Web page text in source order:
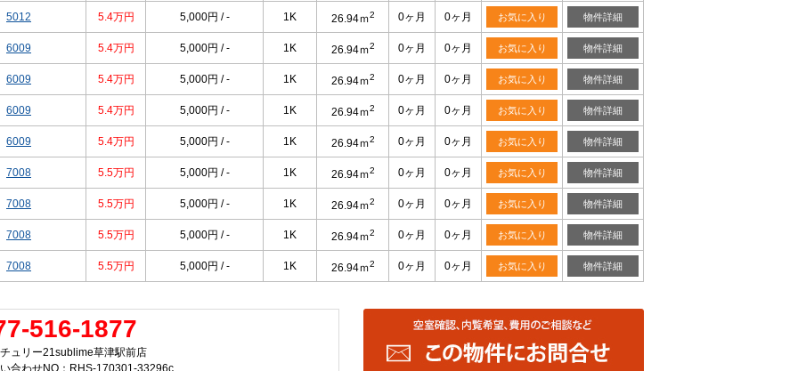
5012 5.4万円 5,000円 / - 1K 26.94ｍ2 0ヶ月 0ヶ月 お気に入り 物件詳細
6009 5.4万円 5,000円 / - 1K 26.94ｍ2 0ヶ月 0ヶ月 お気に入り 物件詳細
6009 5.4万円 5,000円 / - 1K 26.94ｍ2 0ヶ月 0ヶ月 お気に入り 物件詳細
6009 5.4万円 5,000円 / - 1K 26.94ｍ2 0ヶ月 0ヶ月 お気に入り 物件詳細
6009 5.4万円 5,000円 / - 1K 26.94ｍ2 0ヶ月 0ヶ月 お気に入り 物件詳細
7008 5.5万円 5,000円 / - 1K 26.94ｍ2 0ヶ月 0ヶ月 お気に入り 物件詳細
7008 5.5万円 5,000円 / - 1K 26.94ｍ2 0ヶ月 0ヶ月 お気に入り 物件詳細
7008 5.5万円 5,000円 / - 1K 26.94ｍ2 0ヶ月 0ヶ月 お気に入り 物件詳細
7008 5.5万円 5,000円 / - 1K 26.94ｍ2 0ヶ月 0ヶ月 お気に入り 物件詳細
516-1877
ュリー21sublime草津駅前店
合わせNO：RHS-170301-33296c